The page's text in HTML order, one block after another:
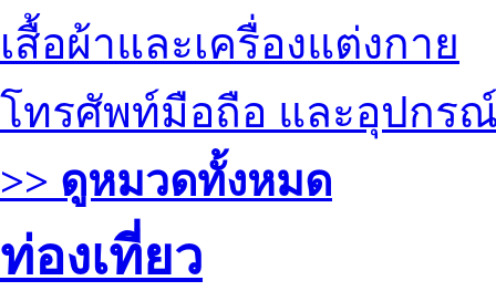
เสื้อผ้าและเครื่องแต่งกาย
โทรศัพท์มือถือ และอุปกร
>> ดูหมวดทั้งหมด
ท่องเที่ยว